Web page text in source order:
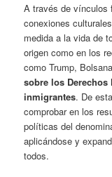
A través de vínculos
conexiones
medida a la vida de
origen como en los
como Trump,
sobre los
inmigrantes. De
comprobar en los
políticas del
aplicándose y
todos.